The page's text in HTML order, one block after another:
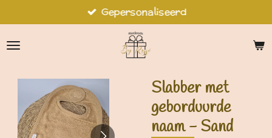
direct
naar
Gepersonaliseerd
Slabber met
geborduurde
naam - Sand